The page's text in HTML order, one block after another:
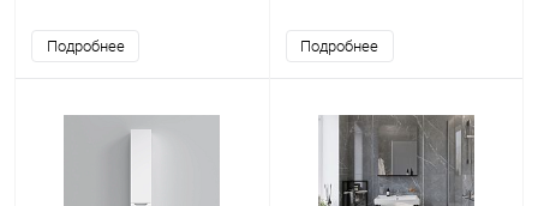
Подробнее Подробнее